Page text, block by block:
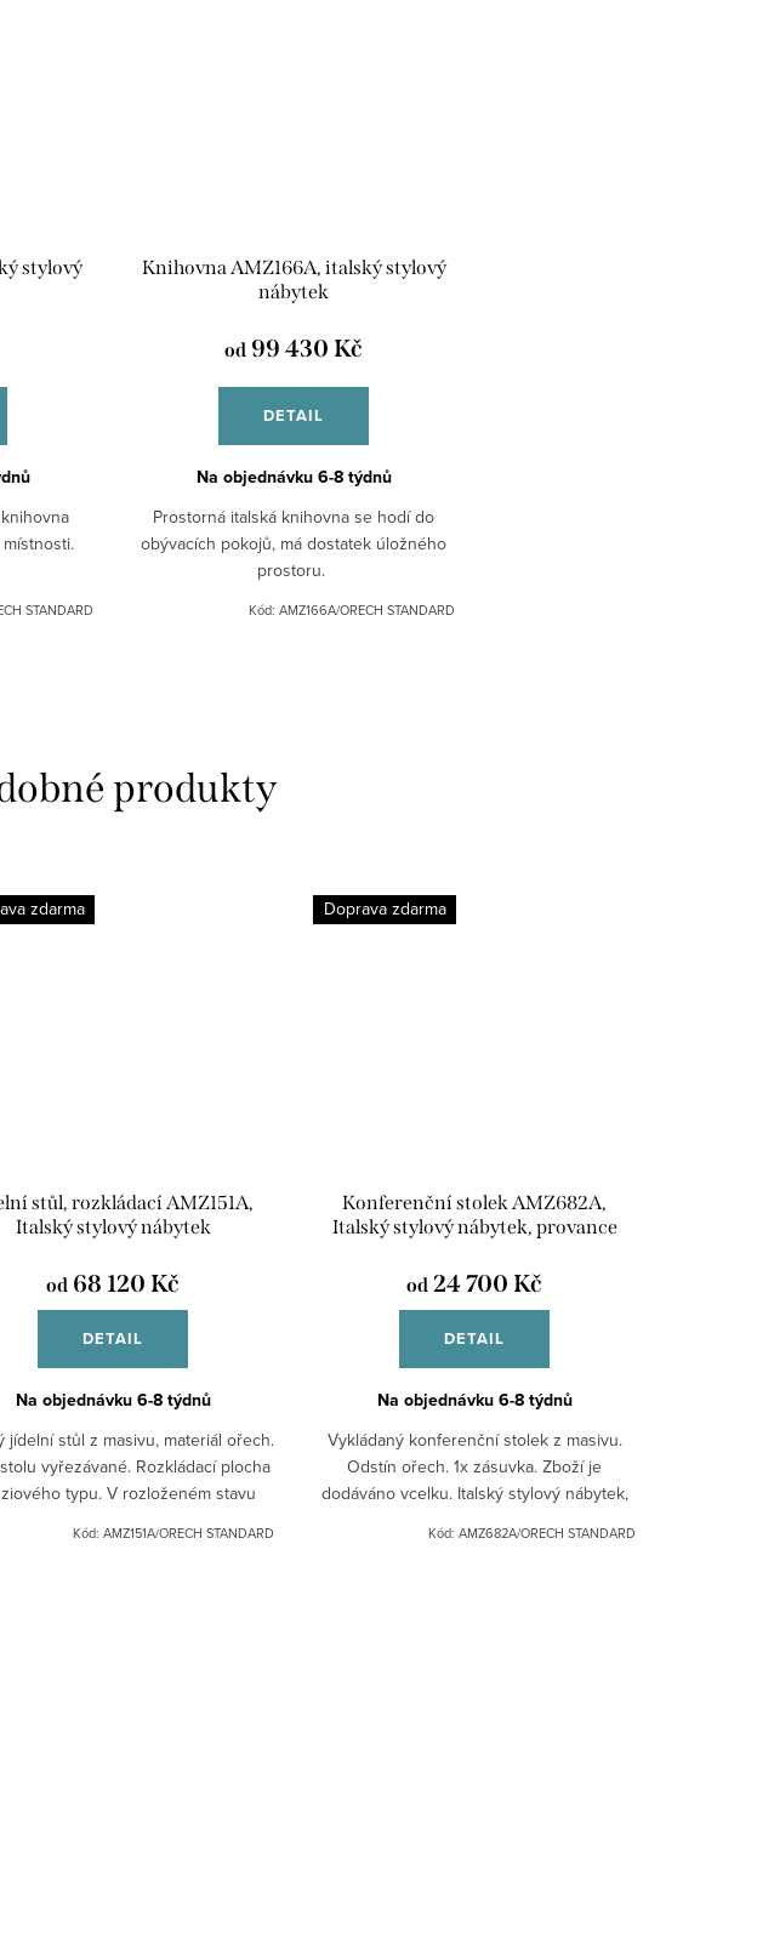
stylový
STANDARD
Knihovna AMZ166A, italský stylový
nábytek
od 99 430 Kč
DETAIL
Na objednávku 6-8 týdnů
Prostorná italská knihovna se hodí do
obývacích pokojů, má dostatek úložného
prostoru.
Kód: AMZ166A/ORECH STANDARD
zdarma
stůl, rozkládací AMZ151A,
Italský stylový nábytek
od 68 120 Kč
DETAIL
Na objednávku 6-8 týdnů
jídelní stůl z masivu, materiál ořech.
vyřezávané. Rozkládací plocha
typu. V rozloženém stavu
různých...
Kód: AMZ151A/ORECH STANDARD
Doprava zdarma
Konferenční stolek AMZ682A,
Italský stylový nábytek, provance
od 24 700 Kč
DETAIL
Na objednávku 6-8 týdnů
Vykládaný konferenční stolek z masivu.
Odstín ořech. 1x zásuvka. Zboží je
dodáváno vcelku. Italský stylový nábytek,
Kód: AMZ682A/ORECH STANDARD